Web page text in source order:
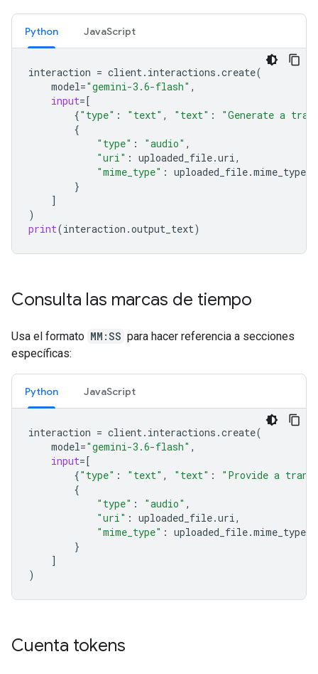
Python JavaScript
interaction = client . interactions .create(
model="gemini-3.6-flash" ,
input=[
{"type" : "text" , "text" :
"Generate a
{
"type" : "audio" ,
"uri" : uploaded_file.uri ,
"mime_type" : uploaded_file.mime_type
}
]
)
print(interaction .output_text)
Consulta las marcas de tiempo
Usa el formato MM:SS para hacer referencia a secciones
específicas:
Python JavaScript
interaction = client . interactions .create(
model="gemini-3.6-flash" ,
input=[
{"type" : "text" , "text" :
"Provide a
{
"type" : "audio" ,
"uri" : uploaded_file.uri ,
"mime_type" : uploaded_file.mime_type
}
]
)
Cuenta tokens